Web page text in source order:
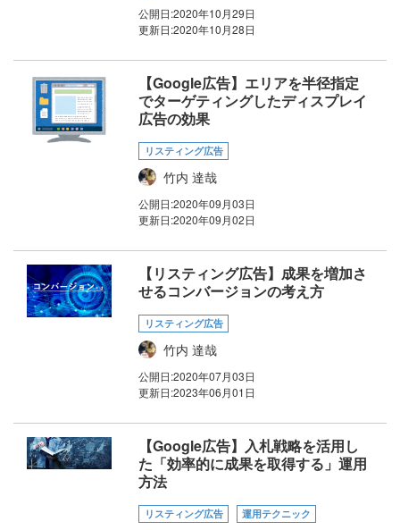
公開日:2020年10月29日
更新日:2020年10月28日
【Google広告】エリアを半径指定
でターゲティングしたディスプレイ
広告の効果
リスティング広告
竹内 達哉
公開日:2020年09月03日
更新日:2020年09月02日
【リスティング広告】成果を増加さ
せるコンバージョンの考え方
リスティング広告
竹内 達哉
公開日:2020年07月03日
更新日:2023年06月01日
【Google広告】入札戦略を活用し
た「効率的に成果を取得する」運用
方法
リスティング広告 運用テクニック